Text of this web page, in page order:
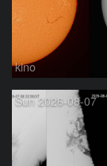
kino
Sun 2026-08-07